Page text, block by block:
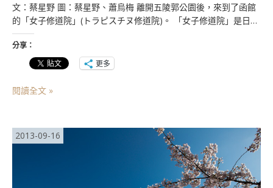
文：蔡星野 圖：蔡星野、蕭烏梅 離開五陵郭公園後，來到了函館
的「女子修道院」(トラピスチヌ修道院)。 「女子修道院」是日…
分享：
更多
閱讀全文 »
2013-09-16